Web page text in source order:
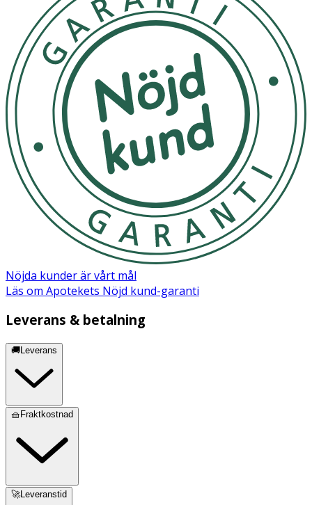
Nöjda kunder är vårt mål
Läs om Apotekets Nöjd kund-garanti
Leverans & betalning
🚚Leverans
🧺Fraktkostnad
🚀Leveranstid